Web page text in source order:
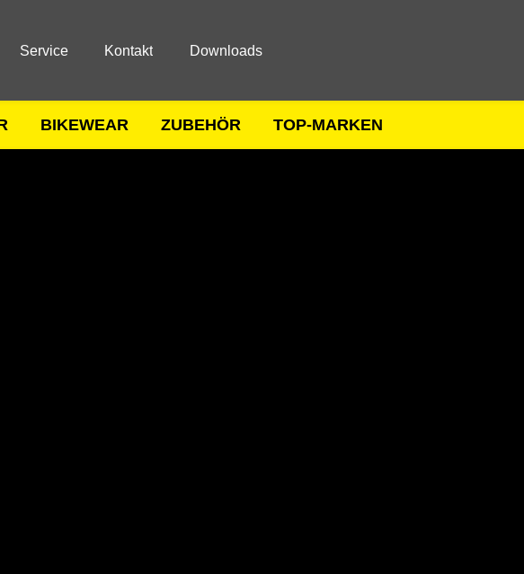
Service Kontakt Downloads
BIKEWEAR ZUBEHÖR TOP-MARKEN